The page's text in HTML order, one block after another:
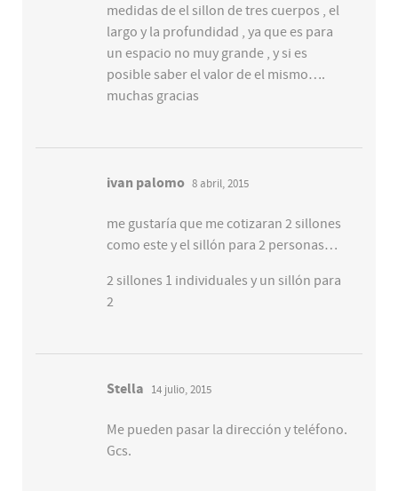
medidas de el sillon de tres cuerpos , el
largo y la profundidad , ya que es para
un espacio no muy grande , y si es
posible saber el valor de el mismo….
muchas gracias
ivan palomo 8 abril, 2015
me gustaría que me cotizaran 2 sillones
como este y el sillón para 2 personas…
2 sillones 1 individuales y un sillón para
2
Stella 14 julio, 2015
Me pueden pasar la dirección y teléfono.
Gcs.